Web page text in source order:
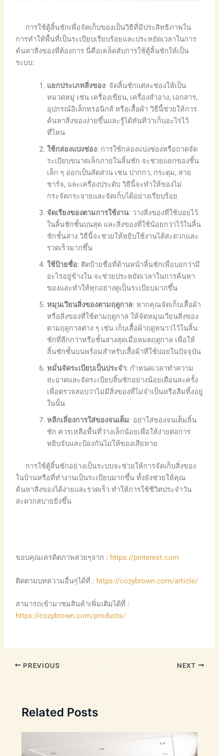
การใช้ตู้ลิ้นชักเพื่อจัดเก็บของเป็นวิธีที่มีประสิทธิภาพใน
การทำให้พื้นที่เป็นระเบียบเรียบร้อยและประหยัดเวลาในการ
ค้นหาสิ่งของที่ต้องการ นี่คือเคล็ดลับการใช้ตู้ลิ้นชักให้เป็น
ระบบ:
แยกประเภทสิ่งของ: จัดลิ้นชักแต่ละช่องให้เป็น
หมวดหมู่ เช่น เครื่องเขียน, เครื่องสำอาง, เอกสาร,
อุปกรณ์อิเล็กทรอนิกส์ หรือเสื้อผ้า วิธีนี้ช่วยให้การ
ค้นหาสิ่งของง่ายขึ้นและรู้ได้ทันทีว่าเก็บอะไรไว้
ที่ไหน
ใช้กล่องแบ่งช่อง: การใช้กล่องแบ่งช่องหรือถาดจัด
ระเบียบขนาดเล็กภายในลิ้นชัก จะช่วยแยกของชิ้น
เล็ก ๆ ออกเป็นสัดส่วน เช่น ปากกา, กระดุม, สาย
ชาร์จ, และเครื่องประดับ วิธีนี้จะทำให้ของไม่
กระจัดกระจายและจัดเก็บได้อย่างเรียบร้อย
จัดเรียงของตามการใช้งาน: วางสิ่งของที่ใช้บ่อยไว้
ในลิ้นชักชั้นบนสุด และสิ่งของที่ใช้น้อยกว่าไว้ในลิ้น
ชักชั้นล่าง วิธีนี้จะช่วยให้หยิบใช้งานได้สะดวกและ
รวดเร็วมากขึ้น
ใช้ป้ายชื่อ: ติดป้ายชื่อที่ด้านหน้าลิ้นชักเพื่อบอกว่ามี
อะไรอยู่ข้างใน จะช่วยประหยัดเวลาในการค้นหา
ของและทำให้ทุกอย่างดูเป็นระเบียบมากขึ้น
หมุนเวียนสิ่งของตามฤดูกาล: หากคุณจัดเก็บเสื้อผ้า
หรือสิ่งของที่ใช้ตามฤดูกาล ให้จัดหมุนเวียนสิ่งของ
ตามฤดูกาลต่าง ๆ เช่น เก็บเสื้อผ้าฤดูหนาวไว้ในลิ้น
ชักที่ลึกกว่าหรือชั้นล่างสุดเมื่อหมดฤดูกาล เพื่อให้
ลิ้นชักชั้นบนพร้อมสำหรับเสื้อผ้าที่ใช้บ่อยในปัจจุบัน
หมั่นจัดระเบียบเป็นประจำ: กำหนดเวลาทำความ
สะอาดและจัดระเบียบลิ้นชักอย่างน้อยเดือนละครั้ง
เพื่อตรวจสอบว่าไม่มีสิ่งของที่ไม่จำเป็นหรือลืมทิ้งอยู่
ในนั้น
หลีกเลี่ยงการใส่ของจนเต็ม: อย่าใส่ของจนเต็มลิ้น
ชัก ควรเหลือพื้นที่ว่างเล็กน้อยเพื่อให้ง่ายต่อการ
หยิบจับและป้องกันไม่ให้ของเสียหาย
การใช้ตู้ลิ้นชักอย่างเป็นระบบจะช่วยให้การจัดเก็บสิ่งของ
ในบ้านหรือที่ทำงานเป็นระเบียบมากขึ้น ทั้งยังช่วยให้คุณ
ค้นหาสิ่งของได้ง่ายและรวดเร็ว ทำให้การใช้ชีวิตประจำวัน
สะดวกสบายยิ่งขึ้น
ขอบคุณเครดิตภาพสวยๆจาก : https://pinterest.com
ติดตามบทความอื่นๆได้ที่ : https://cozybrown.com/article/
สามารถเข้ามาชมสินค้าเพิ่มเติมได้ที่ :
https://cozybrown.com/products/
PREVIOUS NEXT
Related Posts